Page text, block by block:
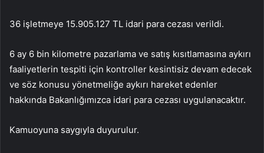
36 işletmeye 15.905.127 TL idari para cezası verildi.
6 ay 6 bin kilometre pazarlama ve satış kısıtlamasına aykırı
faaliyetlerin tespiti için kontroller kesintisiz devam edecek
ve söz konusu yönetmeliğe aykırı hareket edenler
hakkında Bakanlığımızca idari para cezası uygulanacaktır.
Kamuoyuna saygıyla duyurulur.